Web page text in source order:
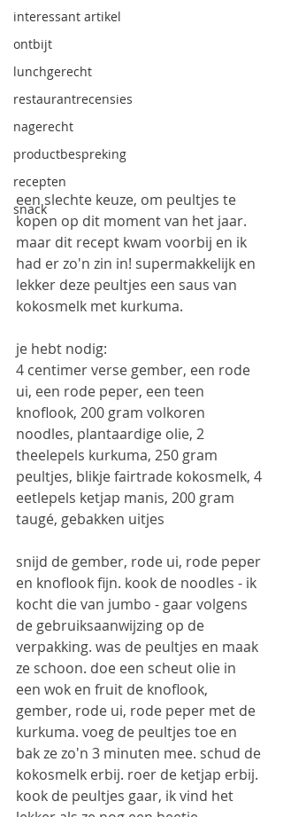
interessant artikel
ontbijt
lunchgerecht
restaurantrecensies
nagerecht
productbespreking
recepten
snack
een slechte keuze, om peultjes te
kopen op dit moment van het jaar.
maar dit recept kwam voorbij en ik
had er zo'n zin in! supermakkelijk en
lekker deze peultjes een saus van
kokosmelk met kurkuma.
je hebt nodig:
4 centimer verse gember, een rode
ui, een rode peper, een teen
knoflook, 200 gram volkoren
noodles, plantaardige olie, 2
theelepels kurkuma, 250 gram
peultjes, blikje fairtrade kokosmelk, 4
eetlepels ketjap manis, 200 gram
taugé, gebakken uitjes
snijd de gember, rode ui, rode peper
en knoflook fijn. kook de noodles - ik
kocht die van jumbo - gaar volgens
de gebruiksaanwijzing op de
verpakking. was de peultjes en maak
ze schoon. doe een scheut olie in
een wok en fruit de knoflook,
gember, rode ui, rode peper met de
kurkuma. voeg de peultjes toe en
bak ze zo'n 3 minuten mee. schud de
kokosmelk erbij. roer de ketjap erbij.
kook de peultjes gaar, ik vind het